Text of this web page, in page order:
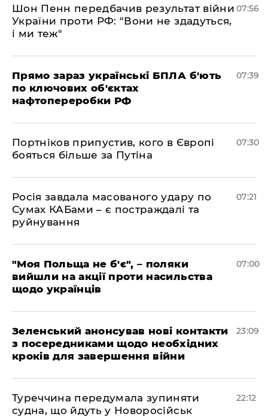
Шон Пенн передбачив результат війни
України проти РФ: "Вони не здадуться,
і ми теж"
07:56
Прямо зараз українські БПЛА б'ють
по ключових об'єктах
нафтопереробки РФ
07:39
Портніков припустив, кого в Європі
бояться більше за Путіна
07:30
Росія завдала масованого удару по
Сумах КАБами – є постраждалі та
руйнування
07:21
"Моя Польща не б'є", – поляки
вийшли на акції проти насильства
щодо українців
07:00
Зеленський анонсував нові контакти
з посередниками щодо необхідних
кроків для завершення війни
23:09
Туреччина передумала зупиняти
судна, що йдуть у Новоросійськ
22:12